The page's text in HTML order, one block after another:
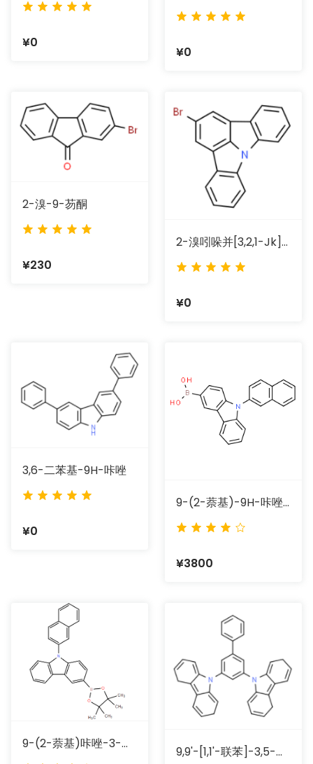
¥0
¥0
2-溴-9-芴酮
¥230
2-溴吲哚并[3,2,1-Jk]咔唑
¥0
3,6-二苯基-9H-咔唑
¥0
9-(2-萘基)-9H-咔唑-3-硼酸
¥3800
9-(2-萘基)咔唑-3-硼酸频哪醇酯
9,9'-[1,1'-联苯]-3,5-二基二-9H-咔唑